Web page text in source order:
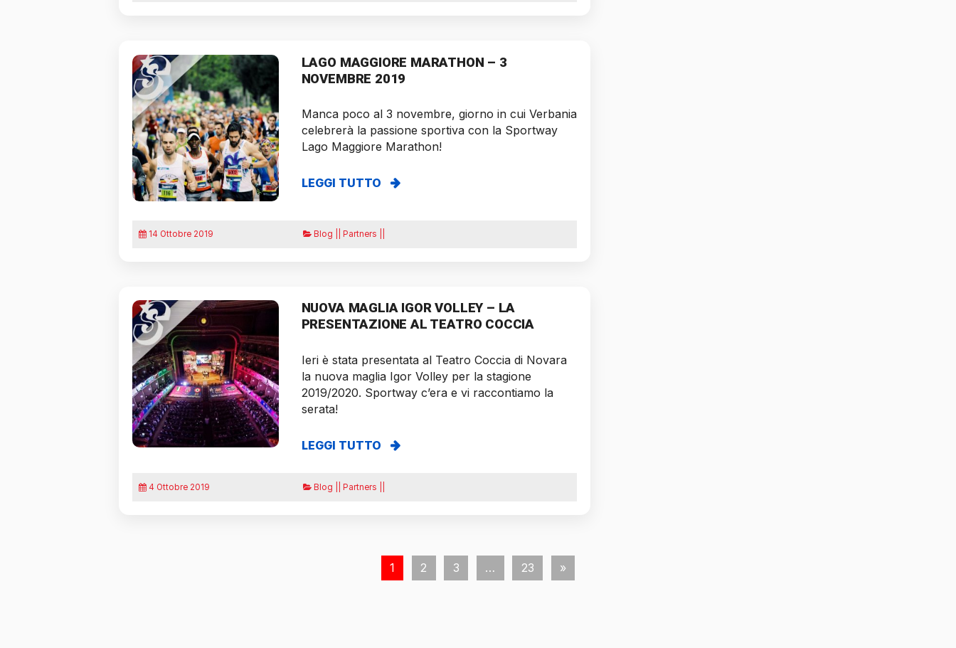
LAGO MAGGIORE MARATHON – 3
NOVEMBRE 2019
Manca poco al 3 novembre, giorno in cui Verbania
celebrerà la passione sportiva con la Sportway
Lago Maggiore Marathon!
LEGGI TUTTO
14 Ottobre 2019 Blog || Partners ||
NUOVA MAGLIA IGOR VOLLEY – LA
PRESENTAZIONE AL TEATRO COCCIA
Ieri è stata presentata al Teatro Coccia di Novara
la nuova maglia Igor Volley per la stagione
2019/2020. Sportway c’era e vi raccontiamo la
serata!
LEGGI TUTTO
4 Ottobre 2019 Blog || Partners ||
1 2 3 … 23 »